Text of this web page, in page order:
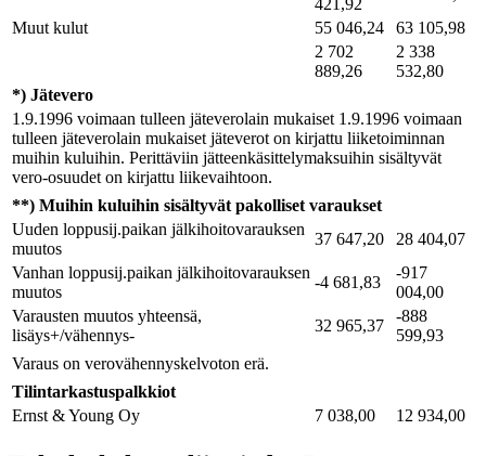
421,92
Muut kulut
55 046,24
63 105,98
2 702
889,26
2 338
532,80
*) Jätevero
1.9.1996 voimaan tulleen jäteverolain mukaiset 1.9.1996 voimaan
tulleen jäteverolain mukaiset jäteverot on kirjattu liiketoiminnan
muihin kuluihin. Perittäviin jätteenkäsittelymaksuihin sisältyvät
vero-osuudet on kirjattu liikevaihtoon.
**) Muihin kuluihin sisältyvät pakolliset varaukset
Uuden loppusij.paikan jälkihoitovarauksen
muutos
37 647,20
28 404,07
Vanhan loppusij.paikan jälkihoitovarauksen
muutos
-4 681,83
-917
004,00
Varausten muutos yhteensä,
lisäys+/vähennys-
32 965,37
-888
599,93
Varaus on verovähennyskelvoton erä.
Tilintarkastuspalkkiot
Ernst & Young Oy
7 038,00 12 934,00